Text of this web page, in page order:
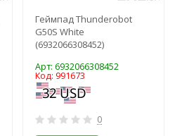
Геймпад Thunderobot
G50S White
(6932066308452)
Арт: 6932066308452
Код: 991673
0